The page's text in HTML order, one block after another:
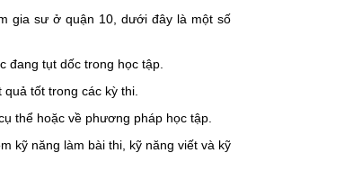
gia sư ở quận 10, dưới đây là một số
đang tụt dốc trong học tập.
tốt trong các kỳ thi.
thể hoặc về phương pháp học tập.
kỹ năng làm bài thi, kỹ năng viết và kỹ